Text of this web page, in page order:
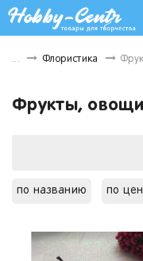
... Флористика
Фрукты,
по названию по